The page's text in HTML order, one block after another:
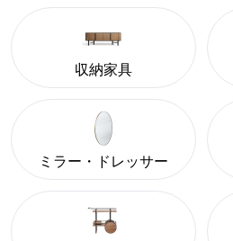
収納家具
ミラー・ドレッサー